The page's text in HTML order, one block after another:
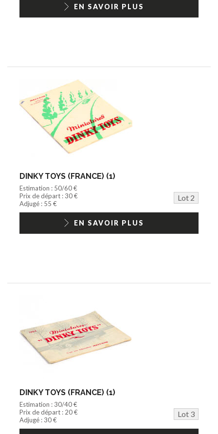
1/18ème moderneEN SAVOIR PLUS
DINKY TOYS (FRANCE) (1)
Estimation : 50/60 €
Prix de départ : 30 €
Lot 2
Adjugé : 55 €
EN SAVOIR PLUS
DINKY TOYS (FRANCE) (1)
Estimation : 30/40 €
Prix de départ : 20 €
Lot 3
Adjugé : 30 €